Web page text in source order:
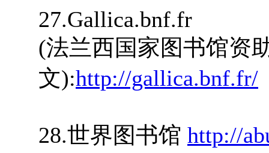
27.Gallica.bnf.fr
(法兰西国家图书馆资
文):http://gallica.bnf.fr/
28.世界图书馆 http://